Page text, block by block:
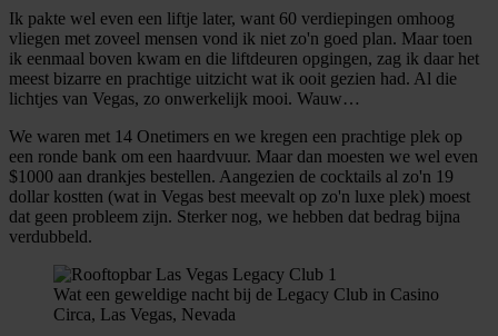
Ik pakte wel even een liftje later, want 60 verdiepingen omhoog
vliegen met zoveel mensen vond ik niet zo'n goed plan. Maar toen
ik eenmaal boven kwam en die liftdeuren opgingen, zag ik daar het
meest bizarre en prachtige uitzicht wat ik ooit gezien had. Al die
lichtjes van Vegas, zo onwerkelijk mooi. Wauw…
We waren met 14 Onetimers en we kregen een prachtige plek op
een ronde bank om een haardvuur. Maar dan moesten we wel even
$1000 aan drankjes bestellen. Aangezien de cocktails al zo'n 19
dollar kostten (wat in Vegas best meevalt op zo'n luxe plek) moest
dat geen probleem zijn. Sterker nog, we hebben dat bedrag bijna
verdubbeld.
Wat een geweldige nacht bij de Legacy Club in Casino
Circa, Las Vegas, Nevada